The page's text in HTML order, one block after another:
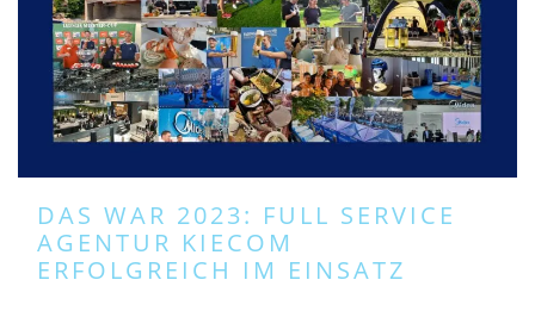
DAS WAR 2023: FULL SERVICE
AGENTUR KIECOM
ERFOLGREICH IM EINSATZ